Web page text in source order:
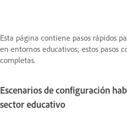
Esta página contiene pasos rápidos
en entornos educativos; estos pasos
completas.
Escenarios de configuración
sector educativo